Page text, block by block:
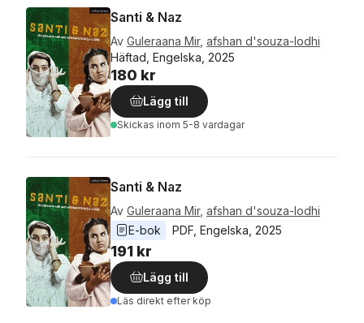
Santi & Naz
Av Guleraana Mir, afshan d'souza-lodhi
Häftad, Engelska, 2025
180 kr
Lägg till
Skickas inom 5-8 vardagar
Santi & Naz
Av Guleraana Mir, afshan d'souza-lodhi
E-bok
PDF Engelska 2025
191 kr
Lägg till
Läs direkt efter köp